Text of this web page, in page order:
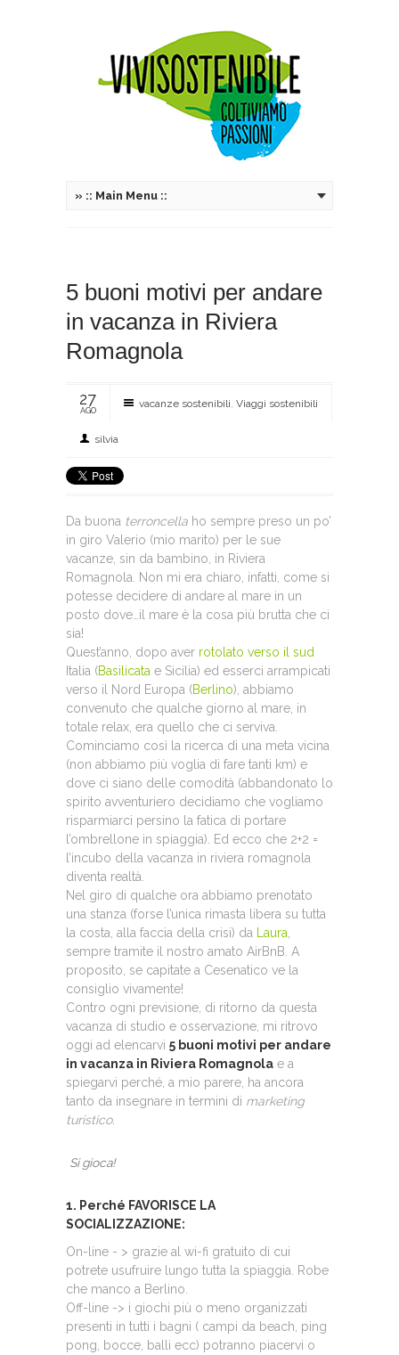
» :: Main Menu ::
5 buoni motivi per andare
in vacanza in Riviera
Romagnola
27
AGO
vacanze sostenibili Viaggi sostenibili
silvia
Da buona terroncella ho sempre preso un po’
in giro Valerio (mio marito) per le sue
vacanze, sin da bambino, in Riviera
Romagnola. Non mi era chiaro, infatti, come si
potesse decidere di andare al mare in un
posto dove…il mare è la cosa più brutta che ci
sia!
Quest’anno, dopo aver rotolato verso il sud
Italia (Basilicata e Sicilia) ed esserci arrampicati
verso il Nord Europa (Berlino), abbiamo
convenuto che qualche giorno al mare, in
totale relax, era quello che ci serviva.
Cominciamo così la ricerca di una meta vicina
(non abbiamo più voglia di fare tanti km) e
dove ci siano delle comodità (abbandonato lo
spirito avventuriero decidiamo che vogliamo
risparmiarci persino la fatica di portare
l’ombrellone in spiaggia). Ed ecco che 2+2 =
l’incubo della vacanza in riviera romagnola
diventa realtà.
Nel giro di qualche ora abbiamo prenotato
una stanza (forse l’unica rimasta libera su tutta
la costa, alla faccia della crisi) da
Laura
sempre tramite il nostro amato AirBnB. A
proposito, se capitate a Cesenatico ve la
consiglio vivamente!
Contro ogni previsione, di ritorno da questa
vacanza di studio e osservazione, mi ritrovo
oggi ad elencarvi 5 buoni motivi per andare
in vacanza in Riviera Romagnola e a
spiegarvi perché, a mio parere, ha ancora
tanto da insegnare in termini di marketing
turistico.
Si gioca!
1. Perché FAVORISCE LA
SOCIALIZZAZIONE:
On-line - > grazie al wi-fi gratuito di cui
potrete usufruire lungo tutta la spiaggia. Robe
che manco a Berlino.
Off-line -> i giochi più o meno organizzati
presenti in tutti i bagni ( campi da beach, ping
pong, bocce, balli ecc) potranno piacervi o